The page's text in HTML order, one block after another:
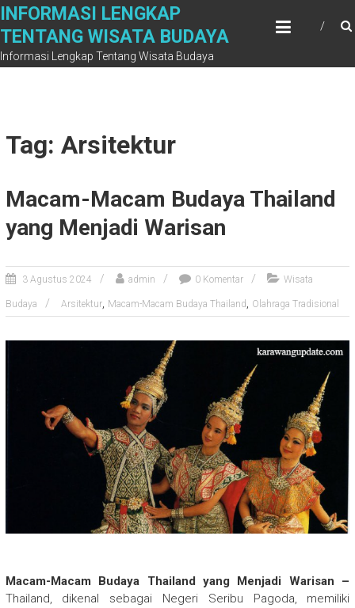
Skip
content
INFORMASI LENGKAP
TENTANG WISATA BUDAYA
Informasi Lengkap Tentang Wisata Budaya
Tag: Arsitektur
Macam-Macam Budaya Thailand
yang Menjadi Warisan
3 Agustus 2024 admin 0 Komentar Wisata
Budaya Arsitektur, Macam-Macam Budaya Thailand , Olahraga Tradisional
Macam-Macam Budaya Thailand yang Menjadi Warisan –
Thailand, dikenal sebagai Negeri Seribu Pagoda, memiliki